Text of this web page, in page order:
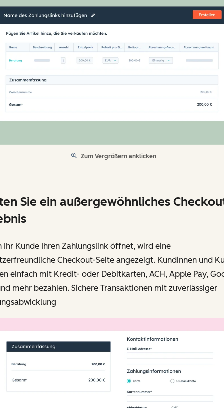
Zum Vergrößern anklicken
Sie ein außergewöhnliches
Ihr Kunde Ihren Zahlungslink öffnet, wird eine
Checkout-Seite angezeigt. Kundinnen und
einfach mit Kredit- oder Debitkarten, ACH, Apple Pay,
mehr bezahlen. Sichere Transaktionen mit zuverlässiger